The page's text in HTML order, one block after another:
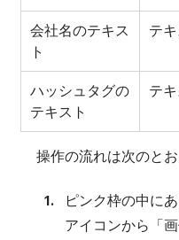
会社名のテキス
ト
テ
ハッシュタグの
テキスト
テ
操作の流れは次のとお
ピンク枠の中に
アイコンから「